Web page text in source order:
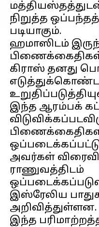
நிறுத்த
படியாகும்.
ஹமாஸிடம்
பிணைக்கைதிகள்
கிராஸ் தனது
இந்த ஆரம்பக்
அவர்கள்
ராணுவத்திடம்
இஸ்ரேலிய
அறிவித்துள்ளன.
இந்த